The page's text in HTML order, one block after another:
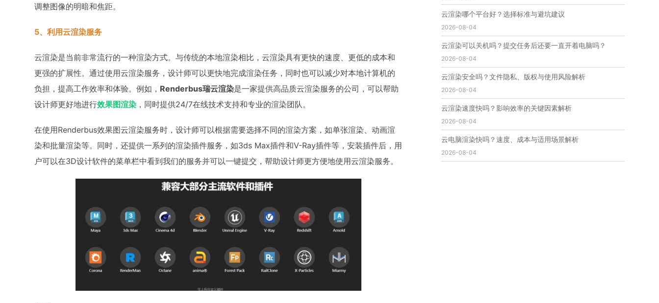
调整图像的明暗和焦距。
5、利用云渲染服务
云渲染是当前非常流行的一种渲染方式。与传统的本地渲染相比，云渲染具有更快的速度、更低的成本和
更强的扩展性。通过使用云渲染服务，设计师可以更快地完成渲染任务，同时也可以减少对本地计算机的
负担，提高工作效率和体验。例如， Renderbus瑞云渲染是一家提供高品质云渲染服务的公司，可以帮助
设计师更好地进行效果图渲染 ，同时提供24/7在线技术支持和专业的渲染团队。
在使用Renderbus效果图云渲染服务时，设计师可以根据需要选择不同的渲染方案，如单张渲染、动画渲
染和批量渲染等。同时，还提供一系列的渲染插件服务，如3ds Max插件和V-Ray插件等，安装插件后，用
户可以在3D设计软件的菜单栏中看到我们的服务并可以一键提交，帮助设计师更方便地使用云渲染服务。
网络渲染软件
云渲染服务
云渲染怎么收费
云渲染怎么用
云渲染技术
云渲染原理 云渲染插件
云渲染软件
云渲染引擎
云渲染主机
云渲染软件厂家
免费云渲染
云渲染网站
云渲染收费 云渲染厂家
云渲染厂商
瑞云渲染大赛
3d渲染大赛
CG动画渲染大赛
瑞云渲染大赛报名页
瑞云渲染大赛奖项
瑞云渲染大赛历届大赛回顾
云渲染电脑
云渲染配置 云主机渲染
视频云渲染
实时渲染云
云渲染哪个平台好？选择标准与避坑建议
2026-08-04
云渲染可以关机吗？提交任务后还要一直开着电脑吗？
2026-08-04
云渲染安全吗？文件隐私、版权与使用风险解析
2026-08-04
云渲染速度快吗？影响效率的关键因素解析
2026-08-04
云电脑渲染快吗？速度、成本与适用场景解析
2026-08-04